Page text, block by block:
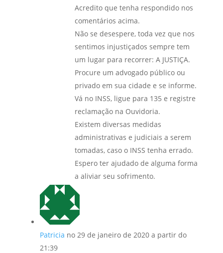
Acredito que tenha respondido nos
comentários acima.
Não se desespere, toda vez que nos
sentimos injustiçados sempre tem
um lugar para recorrer: A JUSTIÇA.
Procure um advogado público ou
privado em sua cidade e se informe.
Vá no INSS, ligue para 135 e registre
reclamação na Ouvidoria.
Existem diversas medidas
administrativas e judiciais a serem
tomadas, caso o INSS tenha errado.
Espero ter ajudado de alguma forma
a aliviar seu sofrimento.
Patricia no 29 de janeiro de 2020 a partir do
21:39